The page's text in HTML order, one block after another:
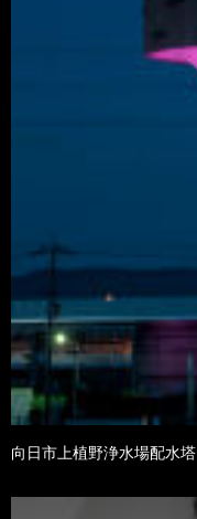
向日市上植野浄水場配水塔